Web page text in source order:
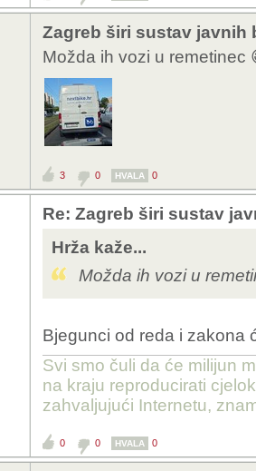
Zagreb širi sustav javnih
Možda ih vozi u remetinec
3 0 HVALA 0
Re: Zagreb širi sustav
Hrža kaže...
Možda ih vozi u
Bjegunci od reda i zakona
Svi smo čuli da će milijun
na kraju reproducirati
zahvaljujući Internetu,
0 0 HVALA 0